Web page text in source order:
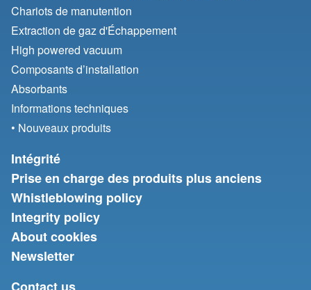
Chariots de manutention
Extraction de gaz d'Échappement
High powered vacuum
Composants d’installation
Absorbants
Informations techniques
• Nouveaux produits
Intégrité
Prise en charge des produits plus anciens
Whistleblowing policy
Integrity policy
About cookies
Newsletter
Contact us